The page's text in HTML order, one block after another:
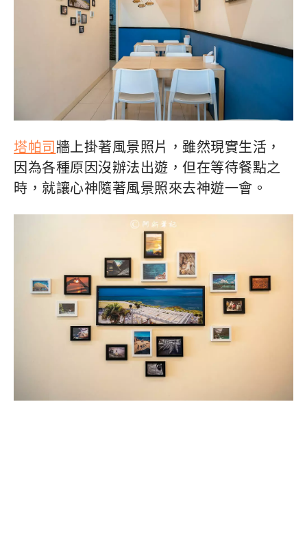
塔帕司牆上掛著風景照片，雖然現實生活，
因為各種原因沒辦法出遊，但在等待餐點之
時，就讓心神隨著風景照來去神遊一會。